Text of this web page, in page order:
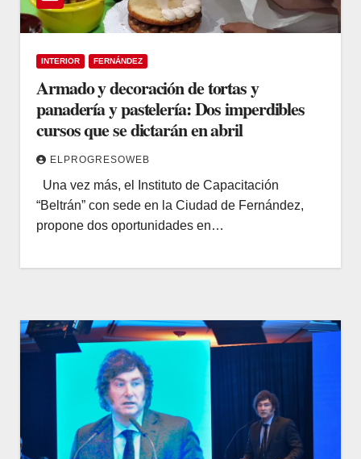
INTERIOR FERNÁNDEZ
Armado y decoración de tortas y
panadería y pastelería: Dos imperdibles
cursos que se dictarán en abril
ELPROGRESOWEB
Una vez más, el Instituto de Capacitación
“Beltrán” con sede en la Ciudad de Fernández,
propone dos oportunidades en…